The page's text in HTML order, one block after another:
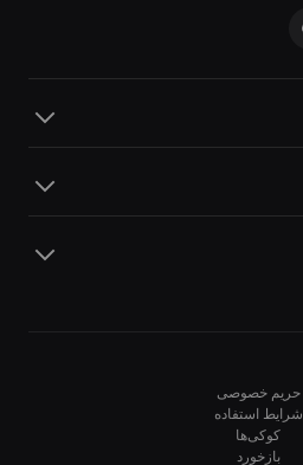
حریم خصوصی
شرایط استفاده
کوکی‌ها
بازخورد
10